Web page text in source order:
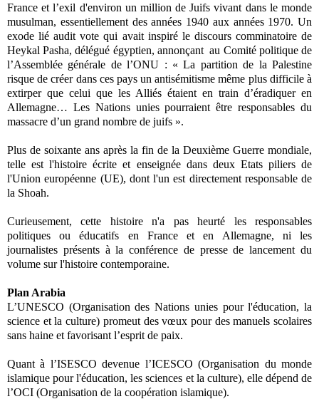
France et l’exil d'environ un million de Juifs vivant dans le monde
musulman, essentiellement des années 1940 aux années 1970. Un
exode lié audit vote qui avait inspiré le discours comminatoire de
Heykal Pasha, délégué égyptien, annonçant au Comité politique de
l’Assemblée générale de l’ONU : « La partition de la Palestine
risque de créer dans ces pays un antisémitisme même plus difficile à
extirper que celui que les Alliés étaient en train d’éradiquer en
Allemagne… Les Nations unies pourraient être responsables du
massacre d’un grand nombre de juifs ».
Plus de soixante ans après la fin de la Deuxième Guerre mondiale,
telle est l'histoire écrite et enseignée dans deux Etats piliers de
l'Union européenne (UE), dont l'un est directement responsable de
la Shoah.
Curieusement, cette histoire n'a pas heurté les responsables
politiques ou éducatifs en France et en Allemagne, ni les
journalistes présents à la conférence de presse de lancement du
volume sur l'histoire contemporaine.
Plan Arabia
L’UNESCO (Organisation des Nations unies pour l'éducation, la
science et la culture) promeut des vœux pour des manuels scolaires
sans haine et favorisant l’esprit de paix.
Quant à l’ISESCO devenue l’ICESCO (Organisation du monde
islamique pour l'éducation, les sciences et la culture), elle dépend de
l’OCI (Organisation de la coopération islamique).